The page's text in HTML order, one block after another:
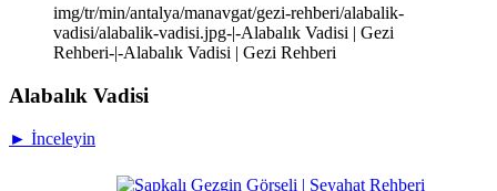
img/tr/min/antalya/manavgat/gezi-rehberi/alabalik-
vadisi/alabalik-vadisi.jpg-|-Alabalık Vadisi | Gezi
Rehberi-|-Alabalık Vadisi | Gezi Rehberi
Alabalık Vadisi
► İnceleyin